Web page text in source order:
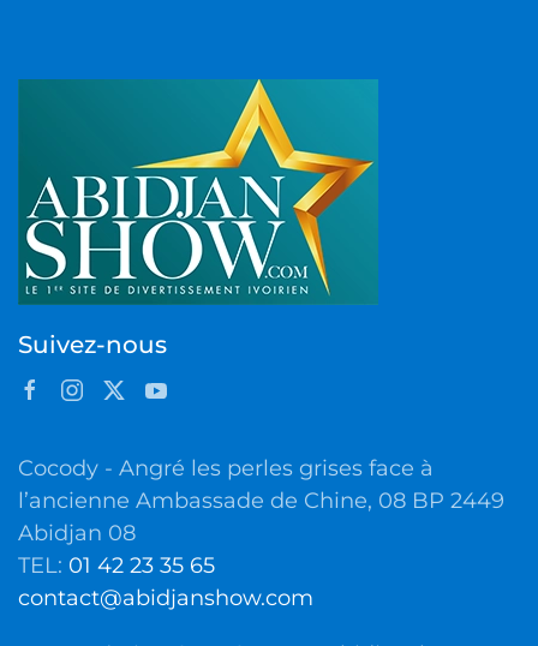
Suivez-nous
Cocody - Angré les perles grises face à
l’ancienne Ambassade de Chine, 08 BP 2449
Abidjan 08
TEL: 01 42 23 35 65
contact@abidjanshow.com